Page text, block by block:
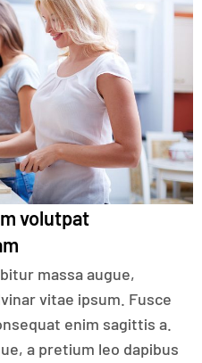
volutpat
massa augue,
vitae ipsum. Fusce
enim sagittis a.
a pretium leo dapibus